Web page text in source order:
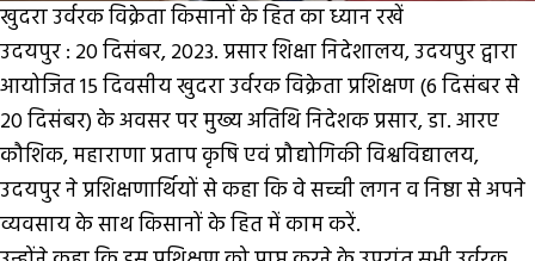
खुदरा उर्वरक विक्रेता किसानों के हित का ध्यान रखें
उदयपुर : 20 दिसंबर, 2023. प्रसार शिक्षा निदेशालय, उदयपुर द्वारा
आयोजित 15 दिवसीय खुदरा उर्वरक विक्रेता प्रशिक्षण (6 दिसंबर से
20 दिसंबर) के अवसर पर मुख्य अतिथि निदेशक प्रसार, डा. आरए
कौशिक, महाराणा प्रताप कृषि एवं प्रौद्योगिकी विश्वविद्यालय,
उदयपुर ने प्रशिक्षणार्थियों से कहा कि वे सच्ची लगन व निष्ठा से अपने
व्यवसाय के साथ किसानों के हित में काम करें.